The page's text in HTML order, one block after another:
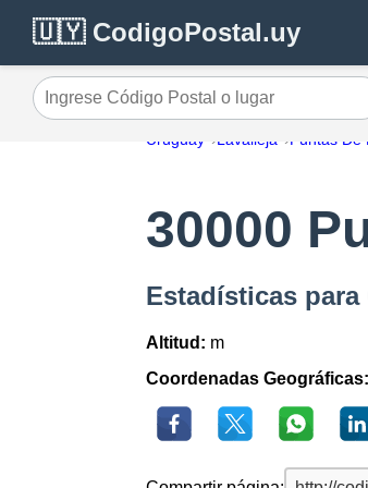
🇺🇾 CodigoPostal.uy
Ingrese Código Postal o lugar
Uruguay Lavalleja Puntas De
30000
Estadísticas
Altitud: m
Coordenadas Geográficas: